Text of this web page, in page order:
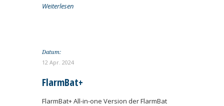
Weiterlesen
Datum:
12 Apr. 2024
FlarmBat+
FlarmBat+ All-in-one Version der FlarmBat